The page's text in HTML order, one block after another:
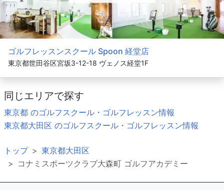
ゴルフレッスンスクール Spoon 経堂店
東京都世田谷区宮坂3-12-18 ヴェノス経堂1F
同じエリアで探す
東京都 のゴルフスクール・ゴルフレッスン情報
東京都大田区 のゴルフスクール・ゴルフレッスン情報
トップ
東京都大田区
コナミスポーツクラブ大森町 ゴルフアカデミー